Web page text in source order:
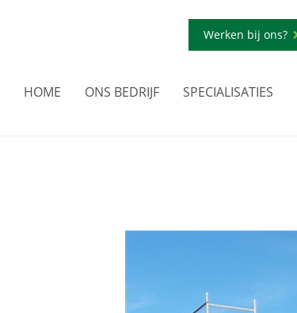
Werken bij ons?
HOME ONS BEDRIJF SPECIALISATIES